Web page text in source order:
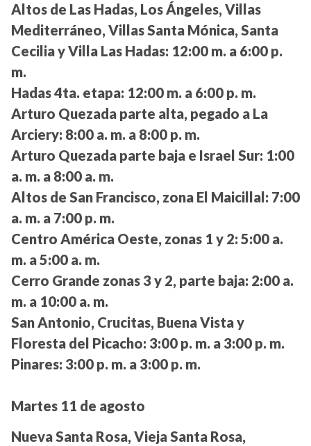
Altos de Las Hadas, Los Ángeles, Villas
Mediterráneo, Villas Santa Mónica, Santa
Cecilia y Villa Las Hadas: 12:00 m. a 6:00 p.
m.
Hadas 4ta. etapa: 12:00 m. a 6:00 p. m.
Arturo Quezada parte alta, pegado a La
Arciery: 8:00 a. m. a 8:00 p. m.
Arturo Quezada parte baja e Israel Sur: 1:00
a. m. a 8:00 a. m.
Altos de San Francisco, zona El Maicillal: 7:00
a. m. a 7:00 p. m.
Centro América Oeste, zonas 1 y 2: 5:00 a.
m. a 5:00 a. m.
Cerro Grande zonas 3 y 2, parte baja: 2:00 a.
m. a 10:00 a. m.
San Antonio, Crucitas, Buena Vista y
Floresta del Picacho: 3:00 p. m. a 3:00 p. m.
Pinares: 3:00 p. m. a 3:00 p. m.
Martes 11 de agosto
Nueva Santa Rosa, Vieja Santa Rosa,